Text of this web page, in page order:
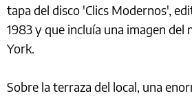
tapa del disco 'Clics Modernos',
1983 y que incluía una imagen del
York.
Sobre la terraza del local, una